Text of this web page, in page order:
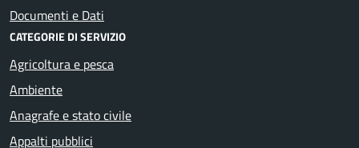
Documenti e Dati
CATEGORIE DI SERVIZIO
Agricoltura e pesca
Ambiente
Anagrafe e stato civile
Appalti pubblici